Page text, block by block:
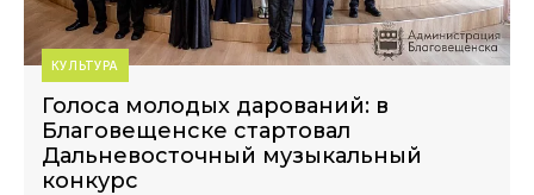
КУЛЬТУРА
Голоса молодых дарований: в
Благовещенске стартовал
Дальневосточный музыкальный
конкурс